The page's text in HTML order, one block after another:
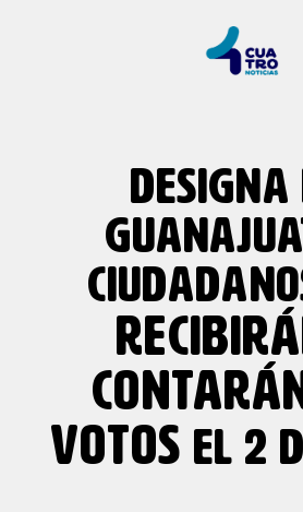
DESIGNA
VOTOS EL 2